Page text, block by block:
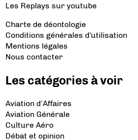
Les Replays sur youtube
Charte de déontologie
Conditions générales d'utilisation
Mentions légales
Nous contacter
Les catégories à voir
Aviation d’Affaires
Aviation Générale
Culture Aéro
Débat et opinion